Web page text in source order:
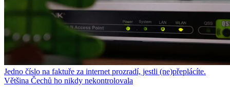
Jedno číslo na faktuře za internet prozradí, jestli (ne)přeplácíte.
Většina Čechů ho nikdy nekontrolovala